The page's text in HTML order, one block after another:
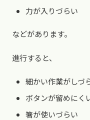
力が入りづらい
などがあります。
進行すると、
細かい作業がしづ
ボタンが留めにく
箸が使いづらい